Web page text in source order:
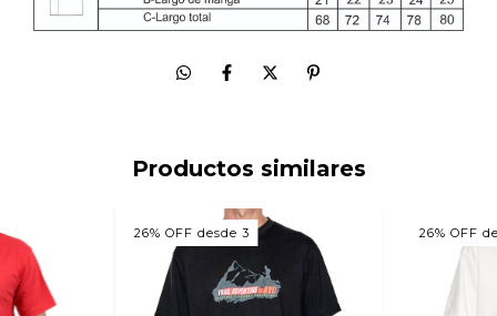
Productos similares
26% OFF desde 3 26% OFF